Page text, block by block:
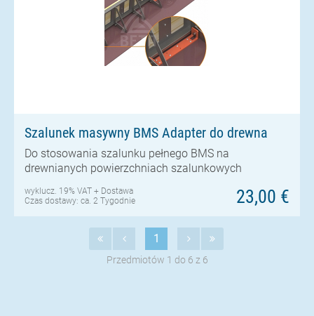
Szalunek masywny BMS Adapter do drewna
Do stosowania szalunku pełnego BMS na
drewnianych powierzchniach szalunkowych
23,00 €
wyklucz. 19% VAT + Dostawa
Czas dostawy: ca. 2 Tygodnie
1
Przedmiotów 1 do 6 z 6